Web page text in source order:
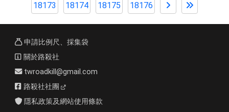
18173
18174 18175 18176
申請比例尺、採集袋
關於路殺社
twroadkill@gmail.com
路殺社社團
隱私政策及網站使用條款